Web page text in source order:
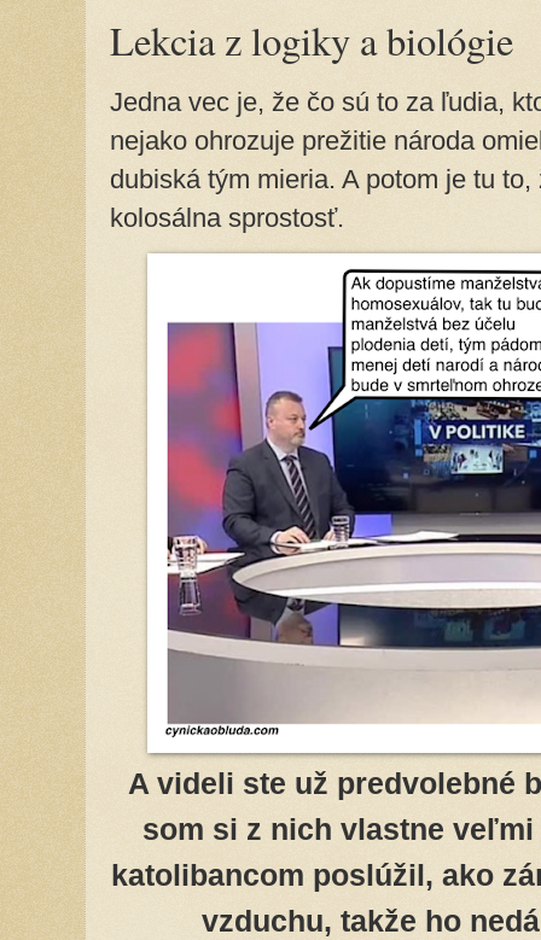
Lekcia z logiky a biológie
Jedna vec je, že čo sú to za ľudia,
nejako ohrozuje prežitie národa
dubiská tým mieria. A potom je tu
kolosálna sprostosť.
A videli ste už predvolebné
som si z nich vlastne
katolibancom poslúžil, ako
vzduchu, takže ho